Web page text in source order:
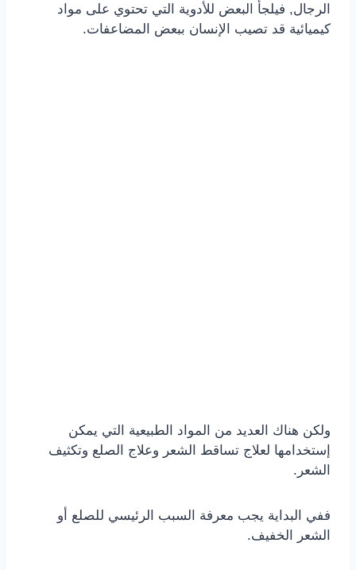
الرجال, فيلجأ البعض للأدوية التي تحتوي على مواد
كيميائية قد تصيب الإنسان ببعض المضاعفات.
ولكن هناك العديد من المواد الطبيعية التي يمكن
إستخدامها لعلاج تساقط الشعر وعلاج الصلع وتكثيف
الشعر.
ففي البداية يجب معرفة السبب الرئيسي للصلع أو
الشعر الخفيف.